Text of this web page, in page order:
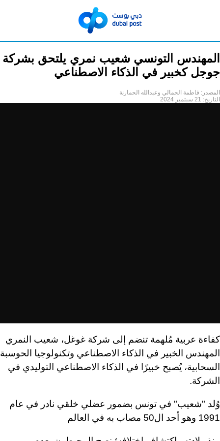
المهندس التونسي شعيب نمري يلتحق بشركة
جوجل كخبير في الذكاء الاصطناعي
المصدر: فاطمة الجمالي وعبدالله الحمارنة
التاريخ: 21 سبتمبر 2024
كفاءة عربية مُلهمة تنضم إلى شركة غوغل، شعيب النمري
المهندس الخبير في الذكاء الاصطناعي وتكنولوجيا الحوسبة
السحابية، يُصبح خبيرًا في الذكاء الاصطناعي التوليدي في
الشركة.
وُلد "شعيب" في تونس بضمور عضلي خلقي نادر في عام
1991 وهو أحد ال50 مصاب به في العالم